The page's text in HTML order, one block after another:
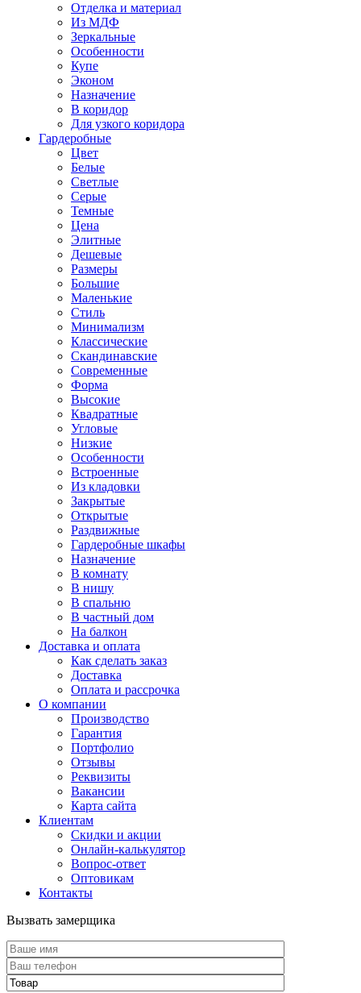
Отделка и материал
Из МДФ
Зеркальные
Особенности
Купе
Эконом
Назначение
В коридор
Для узкого коридора
Гардеробные
Цвет
Белые
Светлые
Серые
Темные
Цена
Элитные
Дешевые
Размеры
Большие
Маленькие
Стиль
Минимализм
Классические
Скандинавские
Современные
Форма
Высокие
Квадратные
Угловые
Низкие
Особенности
Встроенные
Из кладовки
Закрытые
Открытые
Раздвижные
Гардеробные шкафы
Назначение
В комнату
В нишу
В спальню
В частный дом
На балкон
Доставка и оплата
Как сделать заказ
Доставка
Оплата и рассрочка
О компании
Производство
Гарантия
Портфолио
Отзывы
Реквизиты
Вакансии
Карта сайта
Клиентам
Скидки и акции
Онлайн-калькулятор
Вопрос-ответ
Оптовикам
Контакты
Вызвать замерщика